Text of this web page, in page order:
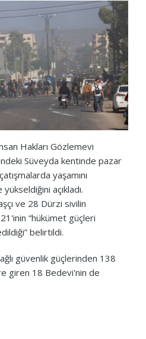
Hakları Gözlemevi
Süveyda kentinde pazar
yaşamını
açıkladı.
ve 28 Dürzi sivilin
“hükümet güçleri
belirtildi.
güvenlik güçlerinden 138
giren 18 Bedevi'nin de